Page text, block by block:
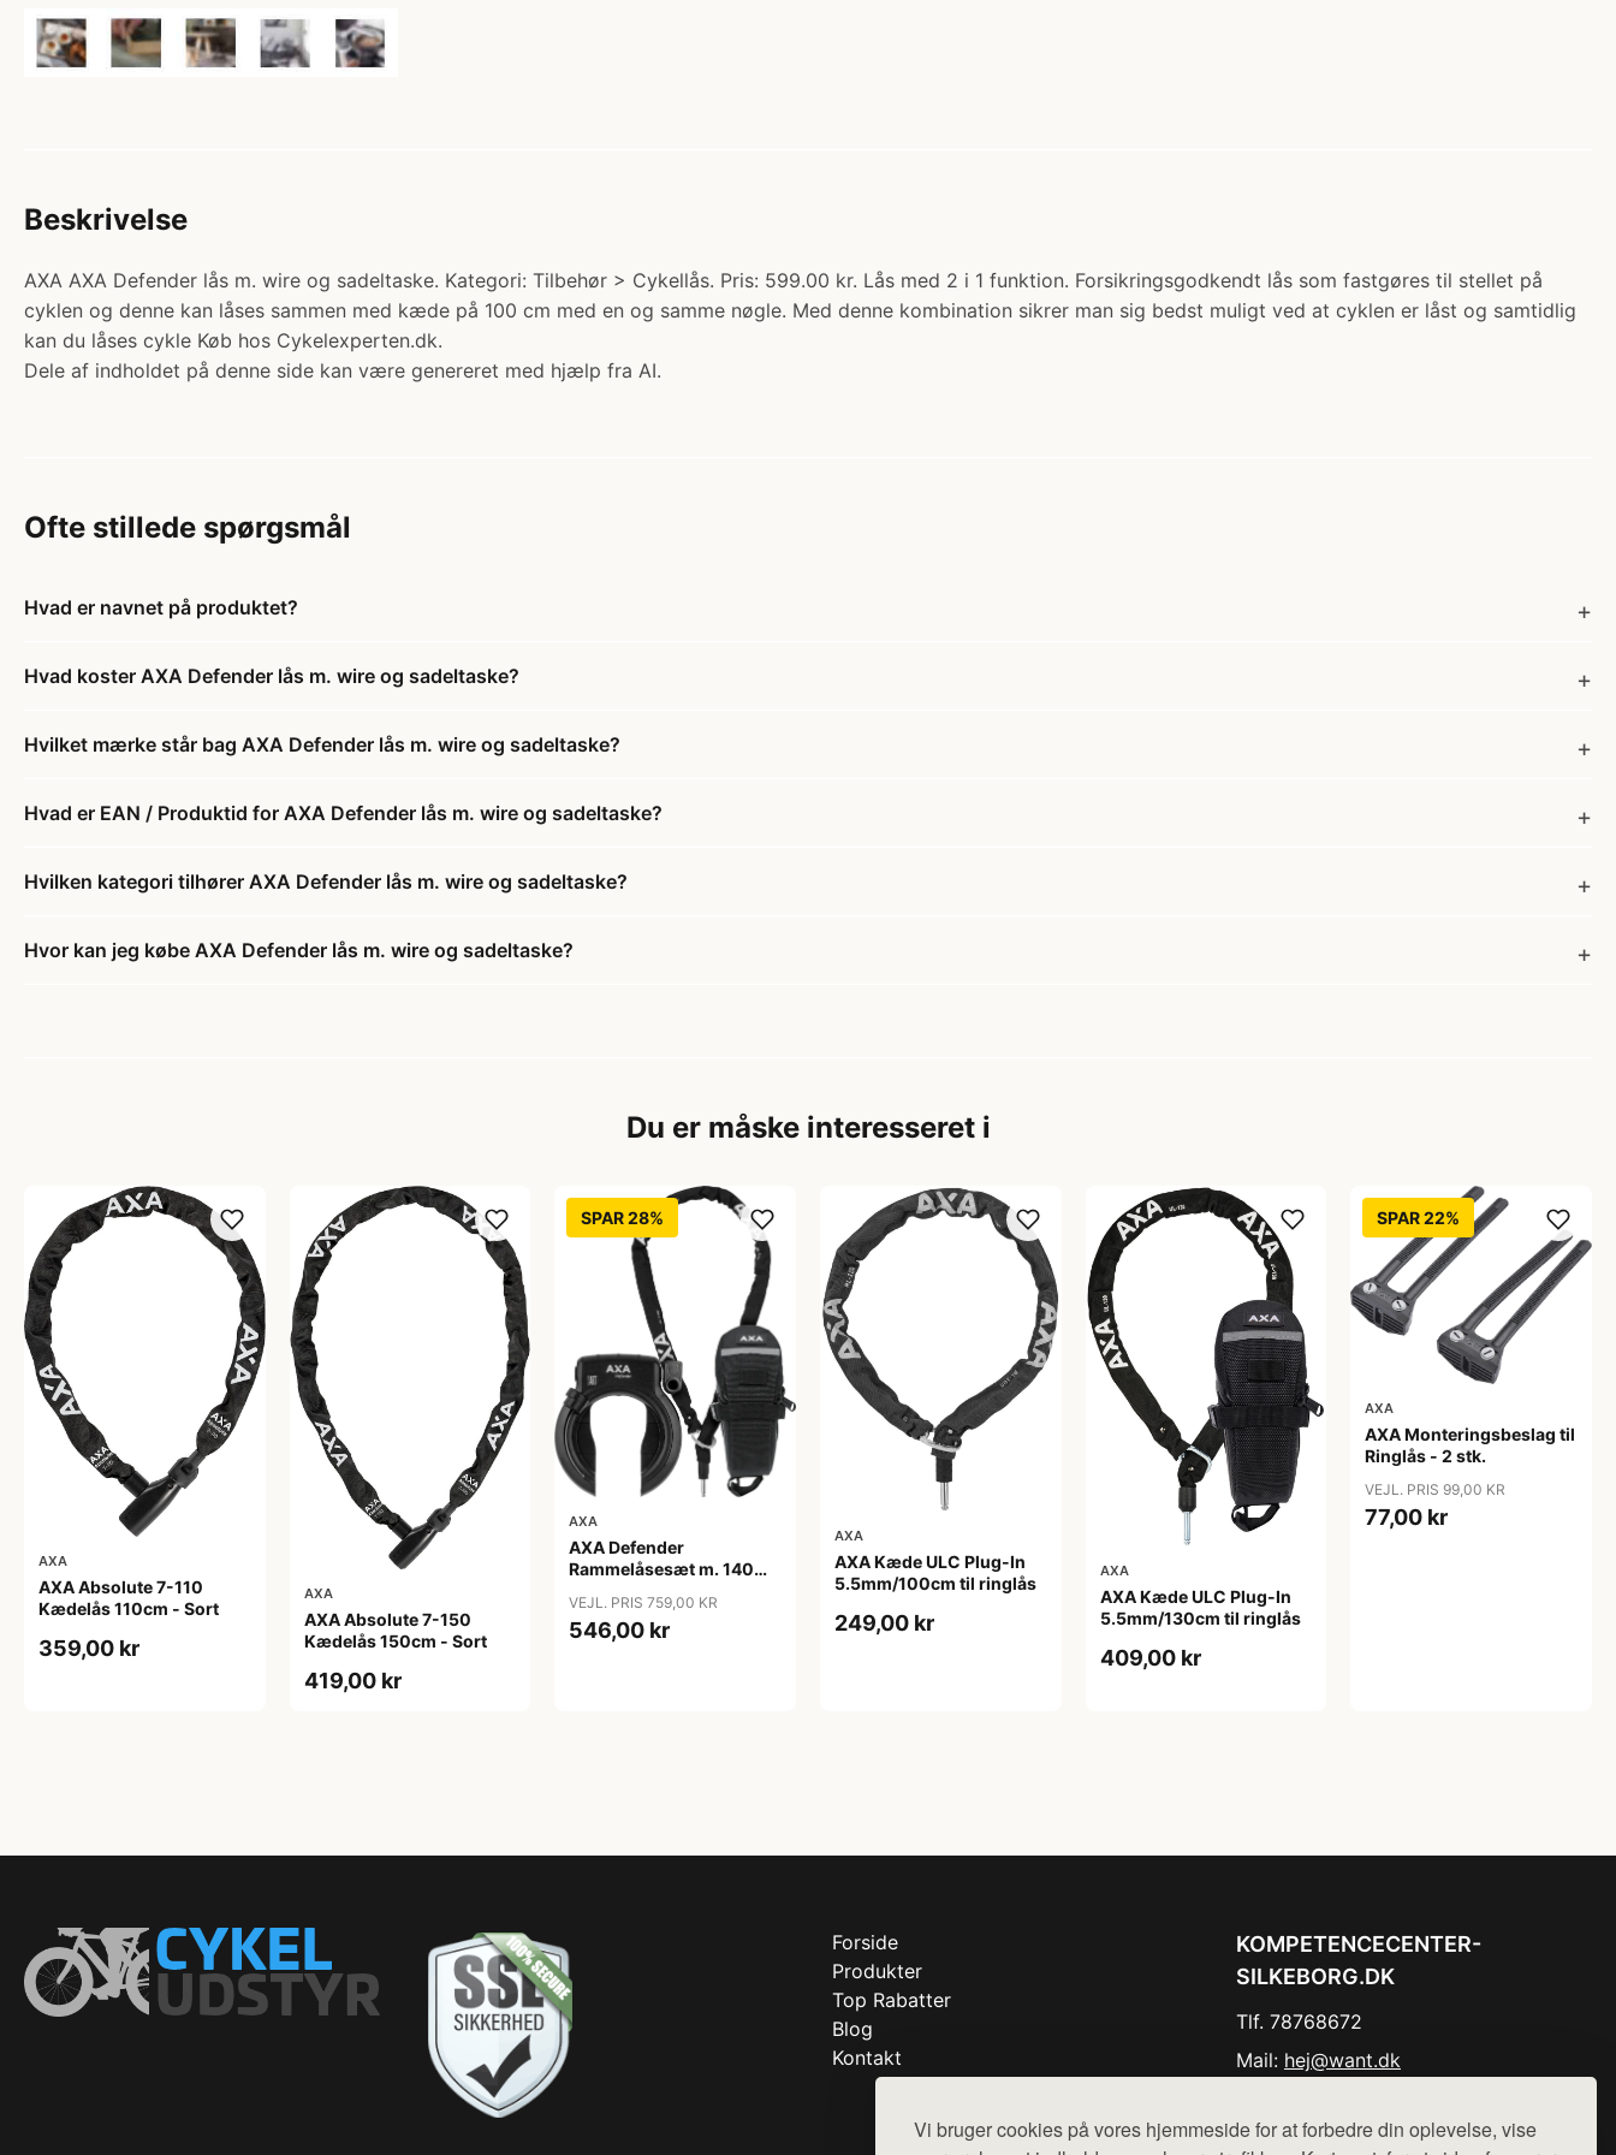
Vi bruger cookies på vores hjemmeside for at forbedre din oplevelse, vise
Beskrivelse
AXA AXA Defender lås m. wire og sadeltaske. Kategori: Tilbehør > Cykellås. Pris: 599.00 kr. Lås med 2 i 1 funktion. Forsikringsgodkendt lås som fastgøres til stellet på
cyklen og denne kan låses sammen med kæde på 100 cm med en og samme nøgle. Med denne kombination sikrer man sig bedst muligt ved at cyklen er låst og samtidlig
kan du låses cykle Køb hos Cykelexperten.dk.
Dele af indholdet på denne side kan være genereret med hjælp fra AI.
Ofte stillede spørgsmål
Hvad er navnet på produktet?
Hvad koster AXA Defender lås m. wire og sadeltaske?
Hvilket mærke står bag AXA Defender lås m. wire og sadeltaske?
Hvad er EAN / Produktid for AXA Defender lås m. wire og sadeltaske?
Hvilken kategori tilhører AXA Defender lås m. wire og sadeltaske?
Hvor kan jeg købe AXA Defender lås m. wire og sadeltaske?
Du er måske interesseret i
AXA
AXA Absolute 7-110
Kædelås 110cm - Sort
359,00 kr
AXA
AXA Absolute 7-150
Kædelås 150cm - Sort
419,00 kr
SPAR 28%
AXA
AXA Defender
Rammelåsesæt m. 140
VEJL. PRIS 759,00 KR
546,00 kr
AXA
AXA Kæde ULC Plug-In
5.5mm/100cm til ringlås
249,00 kr
AXA
AXA Kæde ULC Plug-In
5.5mm/130cm til ringlås
409,00 kr
SPAR 22%
AXA
AXA Monteringsbeslag til
Ringlås - 2 stk.
VEJL. PRIS 99,00 KR
77,00 kr
Forside
Produkter
Top Rabatter
Blog
Kontakt
KOMPETENCECENTER-
SILKEBORG.DK
Tlf. 78768672
Mail: hej@want.dk